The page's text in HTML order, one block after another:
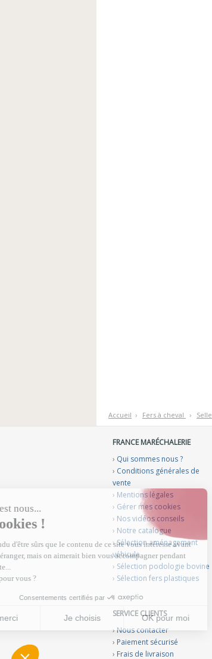
Accueil › Fers à cheval › Selle
FRANCE MARÉCHALERIE
› Qui sommes nous ?
› Conditions générales de
vente
› Mentions légales
› Gérer mes cookies
› Nos vidéos conseils
› Notre catalogue
›Sélection aménagement
véhicule
› Sélection podologie bovine
› Sélection fers plastiques
SERVICE CLIENTS
› Nous contacter
› Paiement sécurisé
› Frais de livraison